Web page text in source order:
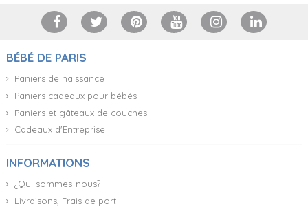
BÉBÉ DE PARIS
Paniers de naissance
Paniers cadeaux pour bébés
Paniers et gâteaux de couches
Cadeaux d'Entreprise
INFORMATIONS
¿Qui sommes-nous?
Livraisons, Frais de port